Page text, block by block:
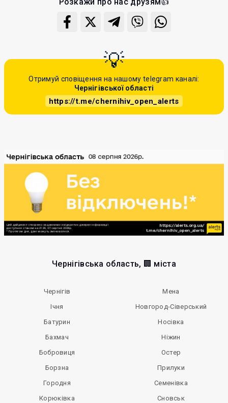
Отримуй сповіщення на нашому telegram каналі:
Чернігівської області
https://t.me/chernihiv_open_alerts
Чернігівська область, 🏢 міста
Чернігів
Ічня
Батурин
Бахмач
Бобровиця
Борзна
Городня
Корюківка
Мена
Новгород-Сіверський
Носівка
Ніжин
Остер
Прилуки
Семенівка
Сновськ